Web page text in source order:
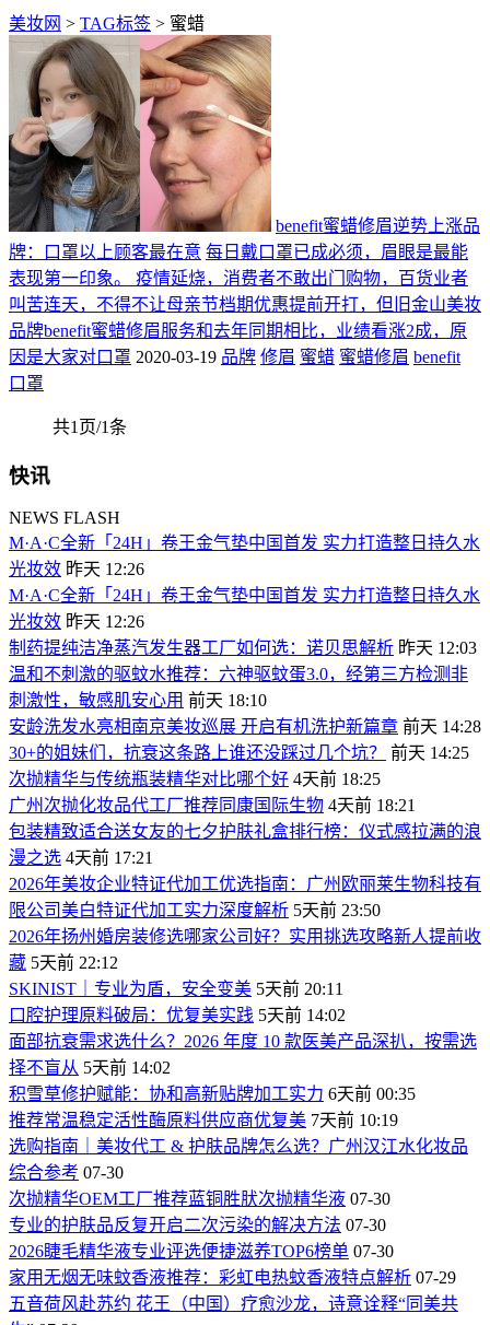
美妆网 > TAG标签 > 蜜蜡
benefit蜜蜡修眉逆势上涨品
牌：口罩以上顾客最在意 每日戴口罩已成必须，眉眼是最能
表现第一印象。 疫情延烧，消费者不敢出门购物，百货业者
叫苦连天，不得不让母亲节档期优惠提前开打，但旧金山美妆
品牌benefit蜜蜡修眉服务和去年同期相比，业绩看涨2成，原
因是大家对口罩 2020-03-19 品牌 修眉 蜜蜡 蜜蜡修眉 benefit
口罩
共1页/1条
快讯
NEWS FLASH
M·A·C全新「24H」卷王金气垫中国首发 实力打造整日持久水
光妆效 昨天 12:26
M·A·C全新「24H」卷王金气垫中国首发 实力打造整日持久水
光妆效 昨天 12:26
制药提纯洁净蒸汽发生器工厂如何选：诺贝思解析 昨天 12:03
温和不刺激的驱蚊水推荐：六神驱蚊蛋3.0，经第三方检测非
刺激性，敏感肌安心用 前天 18:10
安龄洗发水亮相南京美妆巡展 开启有机洗护新篇章 前天 14:28
30+的姐妹们，抗衰这条路上谁还没踩过几个坑？
前天 14:25
次抛精华与传统瓶装精华对比哪个好 4天前 18:25
广州次抛化妆品代工厂推荐同康国际生物 4天前 18:21
包装精致适合送女友的七夕护肤礼盒排行榜：仪式感拉满的浪
漫之选 4天前 17:21
2026年美妆企业特证代加工优选指南：广州欧丽莱生物科技有
限公司美白特证代加工实力深度解析 5天前 23:50
2026年扬州婚房装修选哪家公司好？实用挑选攻略新人提前收
藏 5天前 22:12
SKINIST｜专业为盾，安全变美 5天前 20:11
口腔护理原料破局：优复美实践 5天前 14:02
面部抗衰需求选什么？2026 年度 10 款医美产品深扒，按需选
择不盲从 5天前 14:02
积雪草修护赋能：协和高新贴牌加工实力 6天前 00:35
推荐常温稳定活性酶原料供应商优复美 7天前 10:19
选购指南｜美妆代工 & 护肤品牌怎么选？广州汉江水化妆品
综合参考 07-30
次抛精华OEM工厂推荐蓝铜胜肰次抛精华液 07-30
专业的护肤品反复开启二次污染的解决方法 07-30
2026睫毛精华液专业评选便捷滋养TOP6榜单 07-30
家用无烟无味蚊香液推荐：彩虹电热蚊香液特点解析 07-29
五音荷风赴苏约 花王（中国）疗愈沙龙，诗意诠释“同美共